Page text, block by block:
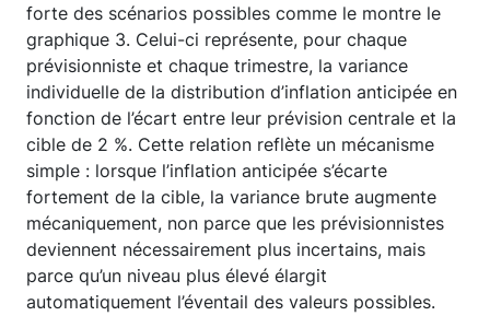
forte des scénarios possibles comme le montre le
graphique 3. Celui-ci représente, pour chaque
prévisionniste et chaque trimestre, la variance
individuelle de la distribution d’inflation anticipée en
fonction de l’écart entre leur prévision centrale et la
cible de 2 %. Cette relation reflète un mécanisme
simple : lorsque l’inflation anticipée s’écarte
fortement de la cible, la variance brute augmente
mécaniquement, non parce que les prévisionnistes
deviennent nécessairement plus incertains, mais
parce qu’un niveau plus élevé élargit
automatiquement l’éventail des valeurs possibles.